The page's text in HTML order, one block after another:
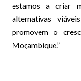
estamos a criar
alternativas
promovem o
Moçambique.”